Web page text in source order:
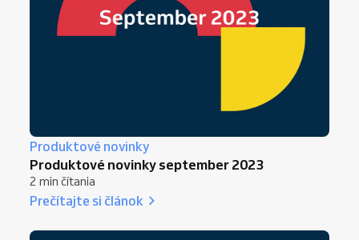
Produktové novinky
Produktové novinky september 2023
2 min čítania
Prečítajte si článok